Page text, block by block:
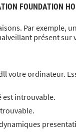
FOUNDATION
Par exemple,
présent sur
votre ordinateur.
est introuvable.